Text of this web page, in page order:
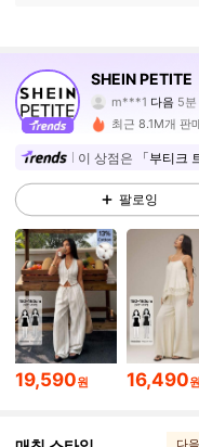
SHEIN PETITE
m***1다음5분
t***e가 탐색 중
4.91
2.3M 팔로
4.91 2.3M 팔로
4.91 2.3M 팔로
2.3M 팔로
최근 8.1M개 판
이 상점은 「부티크
팔로잉
19,590원 16,490원